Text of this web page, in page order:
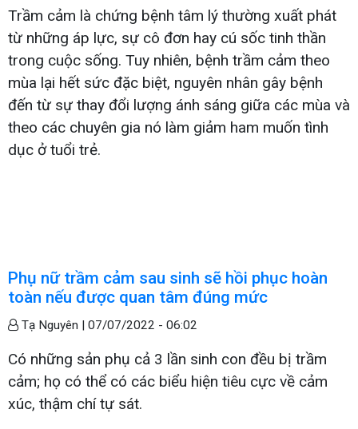
Trầm cảm là chứng bệnh tâm lý thường xuất phát
từ những áp lực, sự cô đơn hay cú sốc tinh thần
trong cuộc sống. Tuy nhiên, bệnh trầm cảm theo
mùa lại hết sức đặc biệt, nguyên nhân gây bệnh
đến từ sự thay đổi lượng ánh sáng giữa các mùa và
theo các chuyên gia nó làm giảm ham muốn tình
dục ở tuổi trẻ.
Phụ nữ trầm cảm sau sinh sẽ hồi phục hoàn
toàn nếu được quan tâm đúng mức
Tạ Nguyên | 07/07/2022 - 06:02
Có những sản phụ cả 3 lần sinh con đều bị trầm
cảm; họ có thể có các biểu hiện tiêu cực về cảm
xúc, thậm chí tự sát.